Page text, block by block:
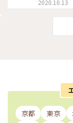
けな自分を
てました。
2020.10.13
京都 東京